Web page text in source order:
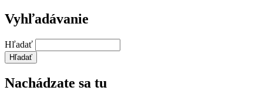
Vyhľadávanie
Hľadať
Nachádzate sa tu